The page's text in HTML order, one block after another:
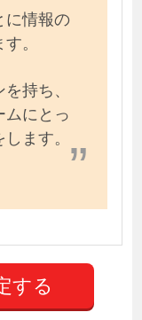
に情報の
。
持ち、
にとっ
ます。